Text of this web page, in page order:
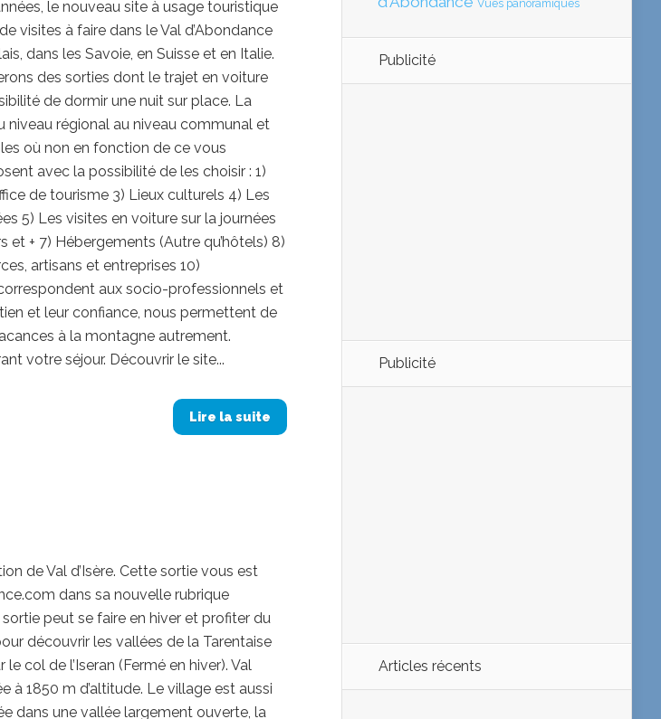
le nouveau site à usage touristique
visites à faire dans le Val d’Abondance
dans les Savoie, en Suisse et en Italie.
des sorties dont le trajet en voiture
de dormir une nuit sur place. La
régional au niveau communal et
où non en fonction de ce vous
avec la possibilité de les choisir : 1)
de tourisme 3) Lieux culturels 4) Les
5) Les visites en voiture sur la journées
et + 7) Hébergements (Autre qu’hôtels) 8)
artisans et entreprises 10)
aux socio-professionnels et
et leur confiance, nous permettent de
à la montagne autrement.
votre séjour. Découvrir le site...
Lire la suite
de Val d’Isère. Cette sortie vous est
dans sa nouvelle rubrique
peut se faire en hiver et profiter du
découvrir les vallées de la Tarentaise
col de l’Iseran (Fermé en hiver). Val
à 1850 m d’altitude. Le village est aussi
dans une vallée largement ouverte, la
Vues panoramiques
Publicité
Publicité
Articles récents